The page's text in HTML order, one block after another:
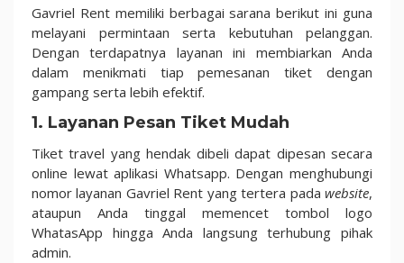
Gavriel Rent memiliki berbagai sarana berikut ini guna
melayani permintaan serta kebutuhan pelanggan.
Dengan terdapatnya layanan ini membiarkan Anda
dalam menikmati tiap pemesanan tiket dengan
gampang serta lebih efektif.
1. Layanan Pesan Tiket Mudah
Tiket travel yang hendak dibeli dapat dipesan secara
online lewat aplikasi Whatsapp. Dengan menghubungi
nomor layanan Gavriel Rent yang tertera pada website,
ataupun Anda tinggal memencet tombol logo
WhatasApp hingga Anda langsung terhubung pihak
admin.